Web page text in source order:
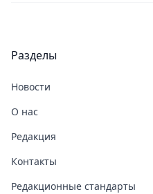
Разделы
Новости
О нас
Редакция
Контакты
Редакционные стандарты